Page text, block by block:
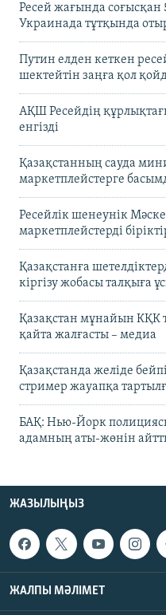
Ресей жағында соғысқан
Украинада тұтқында
Путин елден кеткен
шектейтін заңға қол
АҚШ Ресейдің
енгізді
Қазақстанның сауда
маркетплейстерге
Ресейлік шенеунік
маркетплейстерді
Қазақстанға
кіргізу жобасы талқыға
Қазақстан мұнайын КҚК
қайта жалғасты – медиа
Қазақстанда желіде
стример жауапқа
БАҚ: Нью-Йорк
адамның аты-жөнін
ЖАЗЫЛЫҢЫЗ
ЖАЛПЫ МӘЛІМЕТ